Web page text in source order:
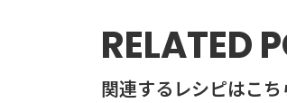
RELATED
関連するレシピはこち